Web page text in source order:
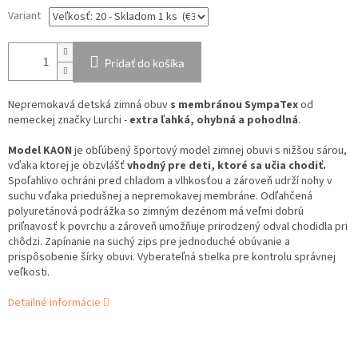
Variant
Pridať do košíka
Nepremokavá detská zimná obuv s membránou SympaTexod
nemeckej značky Lurchi - extra ľahká, ohybná a pohodlná.
Model KAON je obľúbený športový model zimnej obuvi s nižšou sárou,
vďaka ktorej je obzvlášť vhodný pre deti, ktoré sa učia chodiť.
Spoľahlivo ochráni pred chladom a vlhkosťou a zároveň udrží nohy v
suchu vďaka priedušnej a nepremokavej membráne. Odľahčená
polyuretánová podrážka so zimným dezénom má veľmi dobrú
priľnavosť k povrchu a zároveň umožňuje prirodzený odval chodidla pri
chôdzi. Zapínanie na suchý zips pre jednoduché obúvanie a
prispôsobenie šírky obuvi. Vyberateľná stielka pre kontrolu správnej
veľkosti.
Detailné informácie